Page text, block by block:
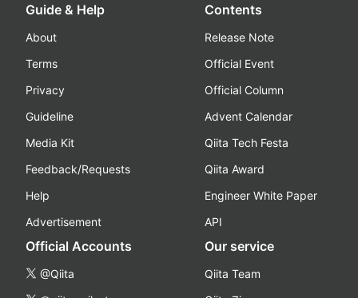
Guide & Help
About
Terms
Privacy
Guideline
Media Kit
Feedback/Requests
Help
Advertisement
Contents
Release Note
Official Event
Official Column
Advent Calendar
Qiita Tech Festa
Qiita Award
Engineer White Paper
API
Official Accounts
@Qiita
Our service
Qiita Team